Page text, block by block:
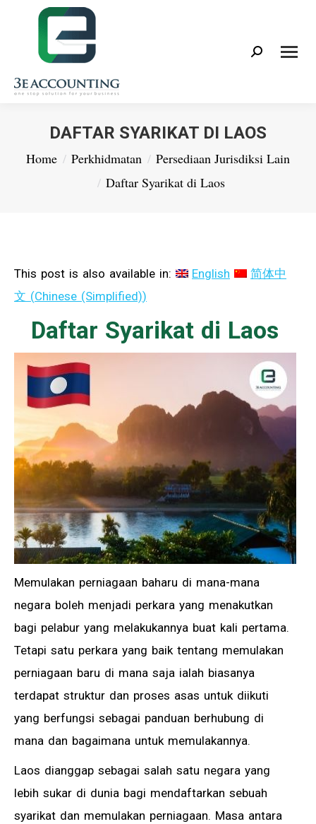
Search:
DAFTAR SYARIKAT DI LAOS
You are here:
Home Perkhidmatan
Persediaan Jurisdiksi Lain
Daftar Syarikat di Laos
This post is also available in: English
简体中
文 (Chinese (Simplified))
Daftar Syarikat di Laos
Memulakan perniagaan baharu di mana-mana
negara boleh menjadi perkara yang menakutkan
bagi pelabur yang melakukannya buat kali pertama.
Tetapi satu perkara yang baik tentang memulakan
perniagaan baru di mana saja ialah biasanya
terdapat struktur dan proses asas untuk diikuti
yang berfungsi sebagai panduan berhubung di
mana dan bagaimana untuk memulakannya.
Laos dianggap sebagai salah satu negara yang
lebih sukar di dunia bagi mendaftarkan sebuah
syarikat dan memulakan perniagaan. Masa antara